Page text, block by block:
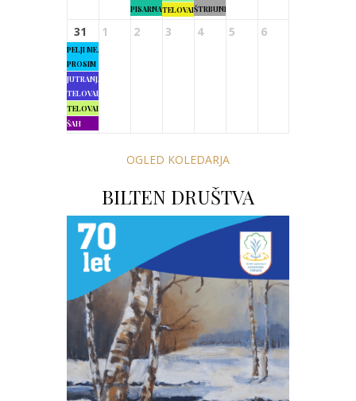
PISARNATELOVADBAŠTRBUNK
31
PELJI ME,
PROSIM
JUTRANJA
TELOVADBA
TELOVADBA
ŠAH
1 2 3 4 5 6
OGLED KOLEDARJA
BILTEN DRUŠTVA